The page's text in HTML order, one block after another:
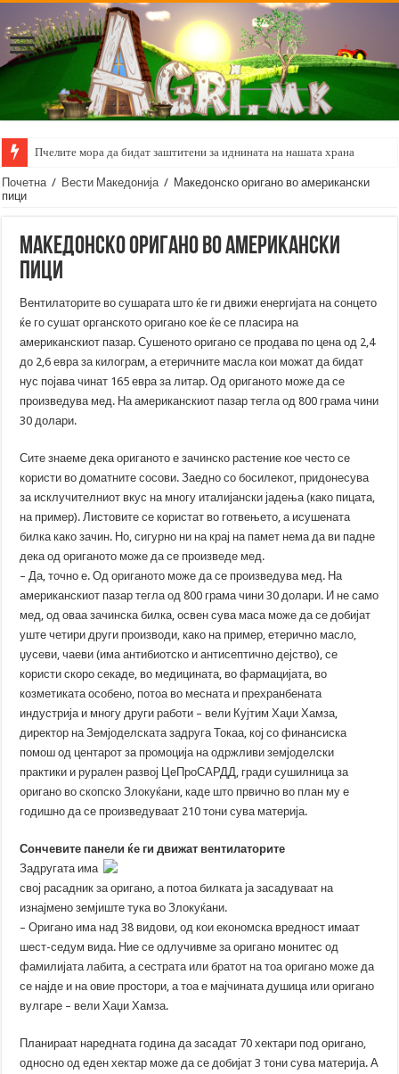
Пчелите мора да бидат заштитени за иднината на нашата храна
Почетна / Вести Македонија / Македонско оригано во американски
пици
Македонско оригано во американски
пици
Вентилаторите во сушарата што ќе ги движи енергијата на сонцето
ќе го сушат органското оригано кое ќе се пласира на
американскиот пазар. Сушеното оригано се продава по цена од 2,4
до 2,6 евра за килограм, а етеричните масла кои можат да бидат
нус појава чинат 165 евра за литар. Од ориганото може да се
произведува мед. На американскиот пазар тегла од 800 грама чини
30 долари.
Сите знаеме дека ориганото е зачинско растение кое често се
користи во доматните сосови. Заедно со босилекот, придонесува
за исклучителниот вкус на многу италијански јадења (како пицата,
на пример). Листовите се користат во готвењето, а исушената
билка како зачин. Но, сигурно ни на крај на памет нема да ви падне
дека од ориганото може да се произведе мед.
– Да, точно е. Од ориганото може да се произведува мед. На
американскиот пазар тегла од 800 грама чини 30 долари. И не само
мед, од оваа зачинска билка, освен сува маса може да се добијат
уште четири други производи, како на пример, етерично масло,
џусеви, чаеви (има антибиотско и антисептично дејство), се
користи скоро секаде, во медицината, во фармацијата, во
козметиката особено, потоа во месната и прехранбената
индустрија и многу други работи – вели Кујтим Хаџи Хамза,
директор на Земјоделската задруга Токаа, кој со финансиска
помош од центарот за промоција на одржливи земјоделски
практики и рурален развој ЦеПроСАРДД, гради сушилница за
оригано во скопско Злокуќани, каде што првично во план му е
годишно да се произведуваат 210 тони сува материја.
Сончевите панели ќе ги движат вентилаторите
Задругата има
свој расадник за оригано, а потоа билката ја засадуваат на
изнајмено земјиште тука во Злокуќани.
– Оригано има над 38 видови, од кои економска вредност имаат
шест-седум вида. Ние се одлучивме за оригано монитес од
фамилијата лабита, а сестрата или братот на тоа оригано може да
се најде и на овие простори, а тоа е мајчината душица или оригано
вулгаре – вели Хаџи Хамза.
Планираат наредната година да засадат 70 хектари под оригано,
односно од еден хектар може да се добијат 3 тони сува материја. А